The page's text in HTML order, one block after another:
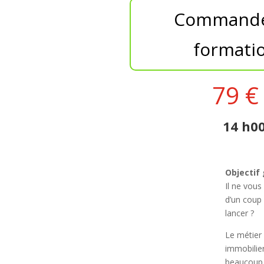
79 €
14
Objectif
Il ne
d’un
lancer ?
Le